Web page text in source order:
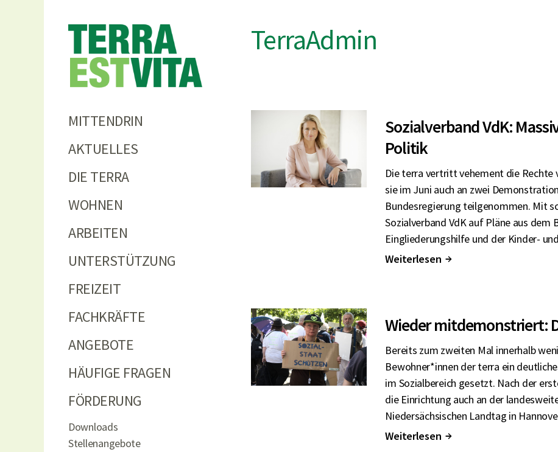
MITTENDRIN
AKTUELLES
DIE TERRA
WOHNEN
ARBEITEN
UNTERSTÜTZUNG
FREIZEIT
FACHKRÄFTE
ANGEBOTE
HÄUFIGE FRAGEN
FÖRDERUNG
Downloads
Stellenangebote
TerraAdmin
Sozialverband VdK:
Politik
Die terra vertritt vehement die Rechte
sie im Juni auch an zwei
Bundesregierung teilgenommen. Mit
Sozialverband VdK auf Pläne aus
Eingliederungshilfe und der Kinder-
Weiterlesen
↑
Wieder mitdemonstriert:
Bereits zum zweiten Mal innerhalb
Bewohner*innen der terra ein
im Sozialbereich gesetzt. Nach der
die Einrichtung auch an der
Niedersächsischen Landtag in
Weiterlesen
↑